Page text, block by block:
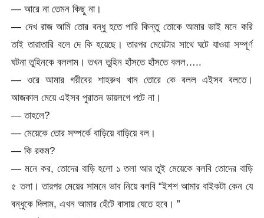
— আরে না তেমন কিছু না।
— দেখ রাজ আমি তোর বন্ধু হতে পারি কিন্তু তোকে আমার ভাই মনে করি
তাই তারাতারি বলে দে কি হয়েছে। তারপর মেয়েটার সাথে ঘটে যাওয়া সম্পূর্ণ
ঘটনা তুহিনকে বললাম। তখন তুহিন হাঁসতে হাঁসতে বলল…..
— ওরে আমার গরীবের শাহরুখ খান তোরে কে বলল এইসব বলতে।
আজকাল মেয়ে এইসব পুরাতন ডায়লগে পটে না।
— তাহলে?
— মেয়েকে তোর সম্পর্কে বাড়িয়ে বাড়িয়ে বল।
— কি রকম?
— মনে কর, তোদের বাড়ি হলো ১ তলা আর তুই মেয়েকে বলবি তোদের বাড়ি
৫ তলা। তারপর মেয়ের সামনে ভাব নিয়ে বলবি “ইশশ আমার বাইকটা কেন যে
বন্ধুকে দিলাম, এখন আমার হেঁটে বাসায় যেতে হবে। ”